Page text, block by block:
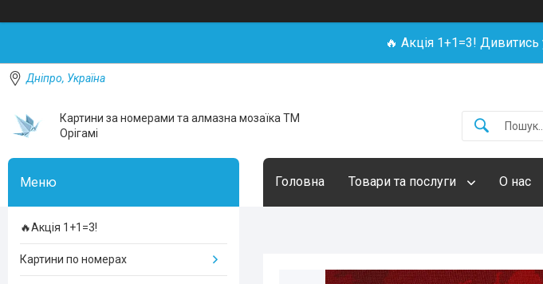
🔥 Акція 1+1=3! Дивитись
Дніпро, Україна
Картини за номерами та алмазна мозаїка ТМ
Орігамі
Головна Товари та послуги О нас
🔥Акція 1+1=3!
Картини по номерах